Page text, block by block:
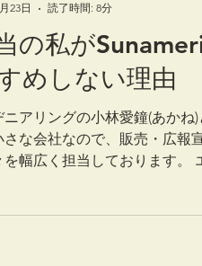
の私が
めしない理由
アリングの小林愛鐘(あかね)
な会社なので、販売・広報
幅広く担当しております。
23日
読了時間: 8分